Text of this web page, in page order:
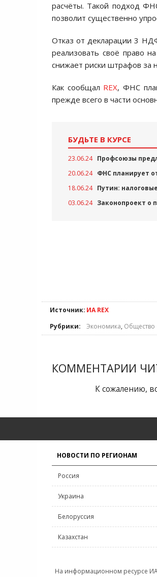
расчёты. Такой подход
позволит существенно
Отказ от декларации 3
реализовать своё право
снижает риски штрафов за
Как сообщал REX, ФНС
прежде всего в части
БУДЬТЕ В КУРСЕ
23.06.24 Профсоюзы
20.06.24 ФНС планирует
18.06.24 Путин:
03.06.24 Законопроект о
Источник: ИА REX
Рубрики:
Экономика, Общество
КОММЕНТАРИИ
К сожалению,
НОВОСТИ ПО РЕГИОНАМ
Россия
Украина
Белоруссия
Казахстан
На информационном ресурсе ИА